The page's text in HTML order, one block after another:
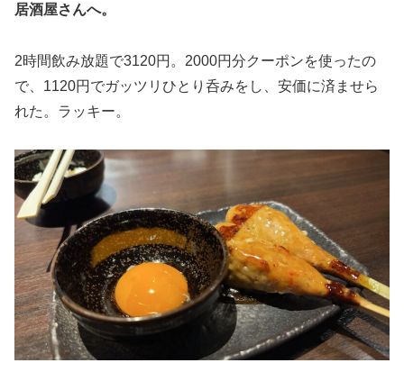
居酒屋さんへ。
2時間飲み放題で3120円。2000円分クーポンを使ったの
で、1120円でガッツリひとり呑みをし、安価に済ませら
れた。ラッキー。